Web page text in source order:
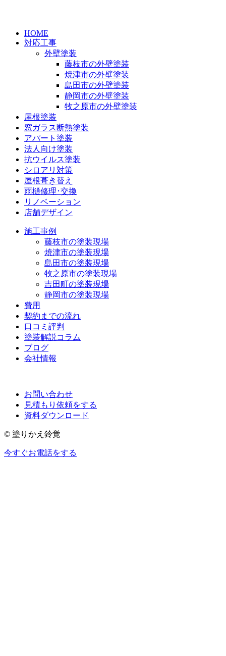
HOME
対応工事
外壁塗装
藤枝市の外壁塗装
焼津市の外壁塗装
島田市の外壁塗装
静岡市の外壁塗装
牧之原市の外壁塗装
屋根塗装
窓ガラス断熱塗装
アパート塗装
法人向け塗装
抗ウイルス塗装
シロアリ対策
屋根葺き替え
雨樋修理･交換
リノベーション
店舗デザイン
施工事例
藤枝市の塗装現場
焼津市の塗装現場
島田市の塗装現場
牧之原市の塗装現場
吉田町の塗装現場
静岡市の塗装現場
費用
契約までの流れ
口コミ評判
塗装解説コラム
ブログ
会社情報
お問い合わせ
見積もり依頼をする
資料ダウンロード
© 塗りかえ鈴覚
今すぐお電話をする